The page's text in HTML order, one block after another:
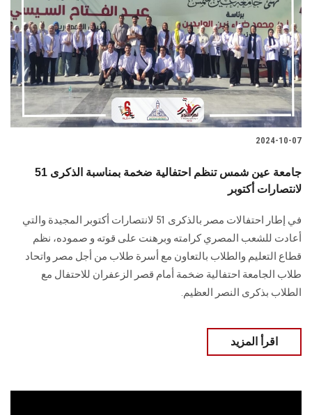
2024-10-07
جامعة عين شمس تنظم احتفالية ضخمة بمناسبة الذكرى 51
لانتصارات أكتوبر
في إطار احتفالات مصر بالذكرى 51 لانتصارات أكتوبر المجيدة والتي
‏أعادت للشعب المصري كرامته وبرهنت على قوته و صموده،‎ نظم
قطاع التعليم والطلاب بالتعاون ‏مع أسرة طلاب من أجل مصر واتحاد
طلاب الجامعة احتفالية ضخمة أمام قصر الزعفران ‏للاحتفال مع
الطلاب بذكرى النصر العظيم‎.‎
اقرأ المزيد